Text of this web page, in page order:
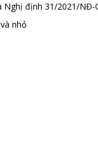
định 31/2021/NĐ-
nhỏ